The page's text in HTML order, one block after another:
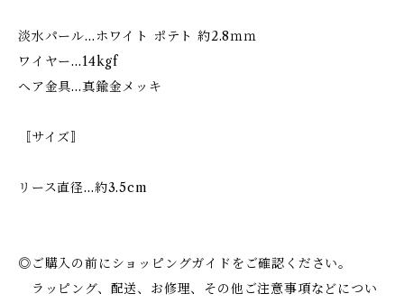
淡水パール…ホワイト ポテト 約2.8ｍｍ
ワイヤー…14kgf
ヘア金具…真鍮金メッキ
〚サイズ〛
リース直径…約3.5cm
◎ご購入の前にショッピングガイドをご確認ください。
ラッピング、配送、お修理、その他ご注意事項などについ